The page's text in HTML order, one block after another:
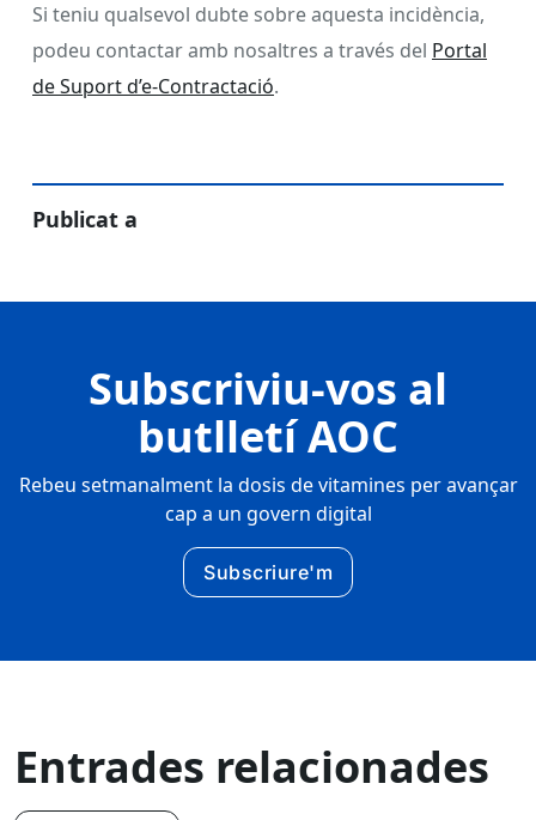
Si teniu qualsevol dubte sobre aquesta incidència,
podeu contactar amb nosaltres a través del Portal
de Suport d’e-Contractació.
Publicat a
Subscriviu-vos al
butlletí AOC
Rebeu setmanalment la dosis de vitamines per avançar
cap a un govern digital
Subscriure'm
Entrades relacionades